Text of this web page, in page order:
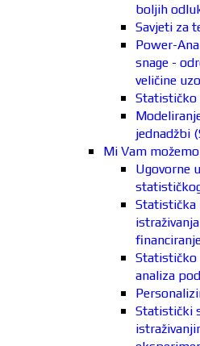
boljih
Savjeti za
Power-
snage -
veličine
Statističko
jednadžbi
Mi Vam
Ugovorne
Statistička
Statističko
analiza
Statistički